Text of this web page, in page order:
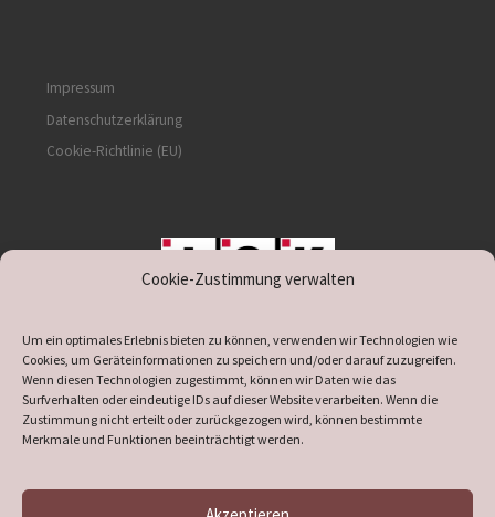
Cookie-Zustimmung verwalten
Um ein optimales Erlebnis bieten zu können, verwenden wir Technologien wie
Cookies, um Geräteinformationen zu speichern und/oder darauf zuzugreifen.
Wenn diesen Technologien zugestimmt, können wir Daten wie das
Surfverhalten oder eindeutige IDs auf dieser Website verarbeiten. Wenn die
Zustimmung nicht erteilt oder zurückgezogen wird, können bestimmte
Merkmale und Funktionen beeinträchtigt werden.
Impressum
Datenschutzerklärung
Cookie-Richtlinie (EU)
supported by DÖ